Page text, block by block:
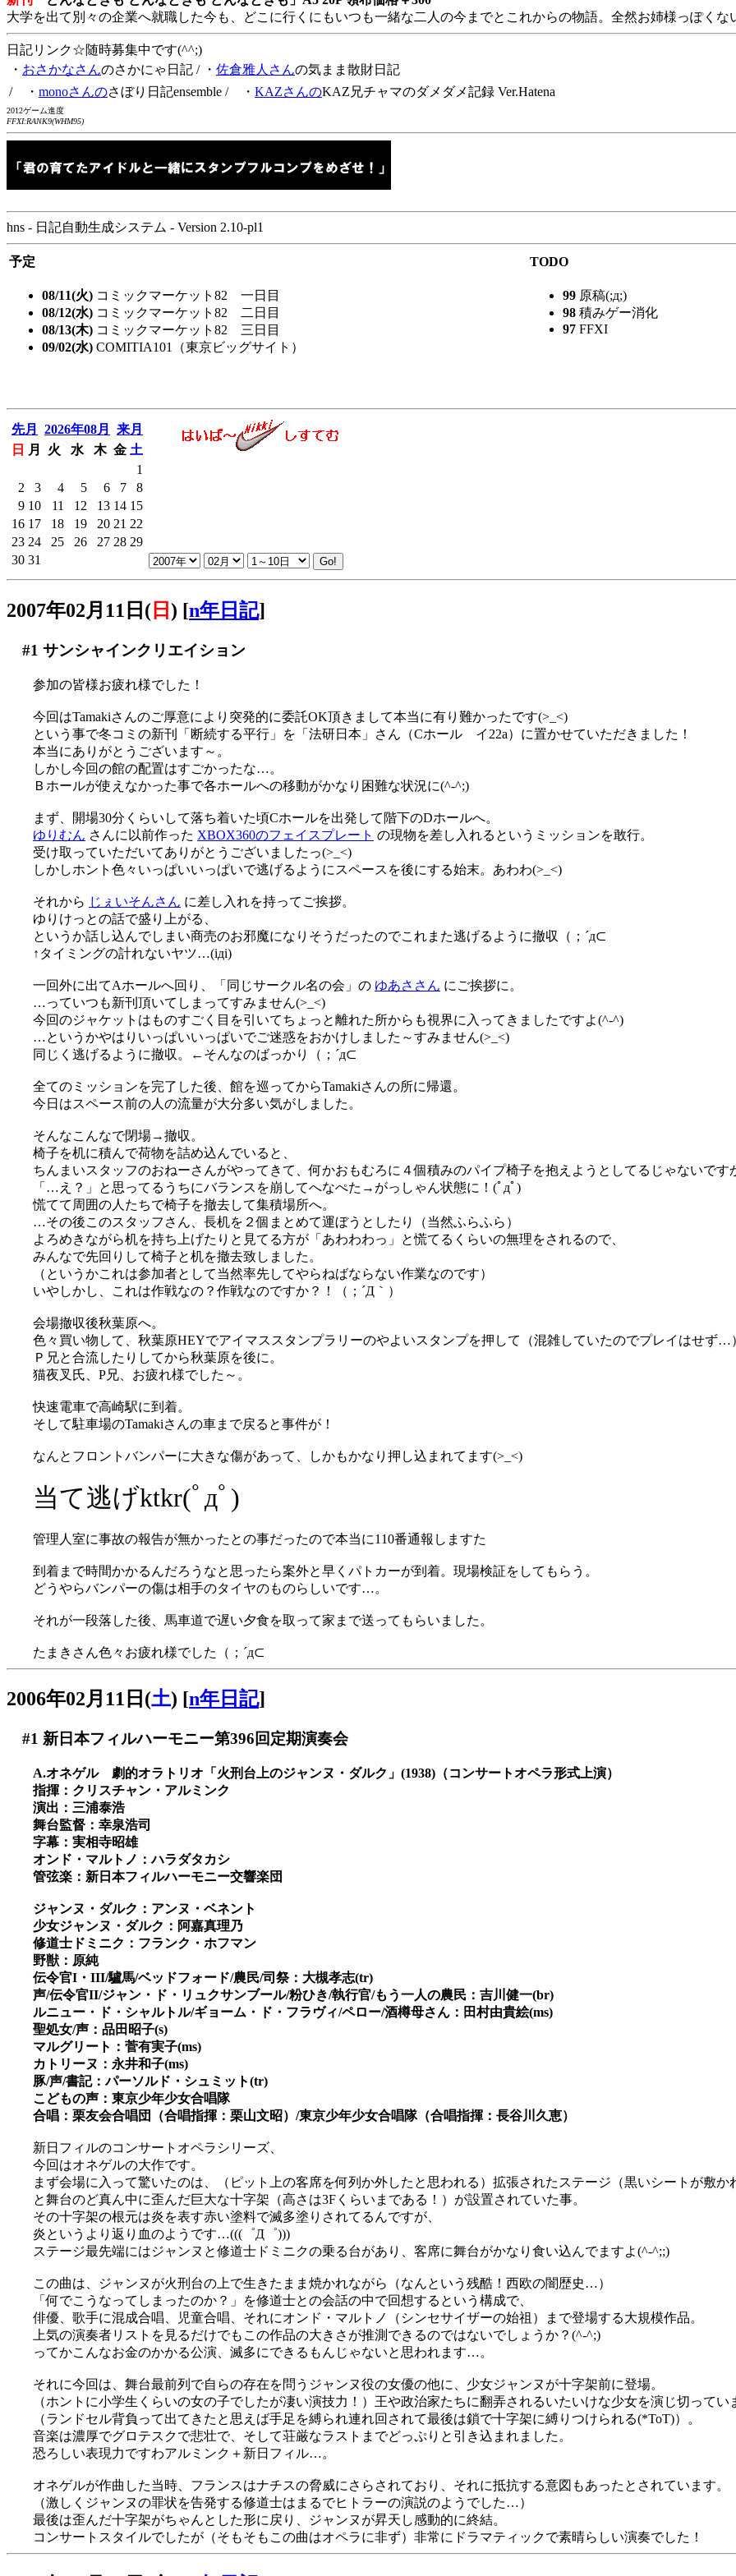
大学を出て別々の企業へ就職した今も、どこに行くにもいつも一緒な二人の今までとこれからの物語。全然お姉様っぽくな
日記リンク☆随時募集中です(^^;)
・ おさかなさんのさかにゃ日記 / ・ 佐倉雅人さんの気まま散財日記
/ ・ monoさんのさぼり日記ensemble / ・ KAZさんのKAZ兄チャマのダメダメ記録 Ver.Hatena
2012ゲーム進度
FFXI:RANK9(WHM95)
hns - 日記自動生成システム - Version 2.10-pl1
予定 TODO
08/11(火) コミックマーケット82 一日目
08/12(水) コミックマーケット82 二日目
08/13(木) コミックマーケット82 三日目
09/02(水) COMITIA101（東京ビッグサイト）
99 原稿(;д;)
98 積みゲー消化
97 FFXI
先月 2026年08月
来月
日
月 火 水 木 金 土
1
2
3 4 5 6 7
8
9 10 11 12 13 14 15
16 17 18 19 20 21 22
23 24 25 26 27 28 29
30 31
2007年02月11日( 日 ) [n年日記]
#1 サンシャインクリエイション
参加の皆様お疲れ様でした！
今回はTamakiさんのご厚意により突発的に委託OK頂きまして本当に有り難かったです(>_<)
という事で冬コミの新刊「断続する平行」を「法研日本」さん（Cホール イ22a）に置かせていただきました！
本当にありがとうございます～。
しかし今回の館の配置はすごかったな…。
Ｂホールが使えなかった事で各ホールへの移動がかなり困難な状況に(^-^;)
まず、開場30分くらいして落ち着いた頃Cホールを出発して階下のDホールへ。
ゆりむん さんに以前作った XBOX360のフェイスプレート の現物を差し入れるというミッションを敢行。
受け取っていただいてありがとうございましたっ(>_<)
しかしホント色々いっぱいいっぱいで逃げるようにスペースを後にする始末。あわわ(>_<)
それから じぇいそんさん に差し入れを持ってご挨拶。
ゆりけっとの話で盛り上がる、
というか話し込んでしまい商売のお邪魔になりそうだったのでこれまた逃げるように撤収（；´д⊂
↑タイミングの計れないヤツ…(iдi)
一回外に出てAホールへ回り、「同じサークル名の会」の ゆあささん にご挨拶に。
…っていつも新刊頂いてしまってすみません(>_<)
今回のジャケットはものすごく目を引いてちょっと離れた所からも視界に入ってきましたですよ(^-^)
…というかやはりいっぱいいっぱいでご迷惑をおかけしました～すみません(>_<)
同じく逃げるように撤収。←そんなのばっかり（；´д⊂
全てのミッションを完了した後、館を巡ってからTamakiさんの所に帰還。
今日はスペース前の人の流量が大分多い気がしました。
そんなこんなで閉場→撤収。
椅子を机に積んで荷物を詰め込んでいると、
ちんまいスタッフのおねーさんがやってきて、何かおもむろに４個積みのパイプ椅子を抱えようとしてるじゃないです
「…え？」と思ってるうちにバランスを崩してへなぺた→がっしゃん状態に！(ﾟдﾟ)
慌てて周囲の人たちで椅子を撤去して集積場所へ。
…その後このスタッフさん、長机を２個まとめて運ぼうとしたり（当然ふらふら）
よろめきながら机を持ち上げたりと見てる方が「あわわわっ」と慌てるくらいの無理をされるので、
みんなで先回りして椅子と机を撤去致しました。
（というかこれは参加者として当然率先してやらねばならない作業なのです）
いやしかし、これは作戦なの？作戦なのですか？！（；´Д｀）
会場撤収後秋葉原へ。
色々買い物して、秋葉原HEYでアイマススタンプラリーのやよいスタンプを押して（混雑していたのでプレイはせず…
Ｐ兄と合流したりしてから秋葉原を後に。
猫夜叉氏、P兄、お疲れ様でした～。
快速電車で高崎駅に到着。
そして駐車場のTamakiさんの車まで戻ると事件が！
なんとフロントバンパーに大きな傷があって、しかもかなり押し込まれてます(>_<)
当て逃げktkr(ﾟдﾟ)
管理人室に事故の報告が無かったとの事だったので本当に110番通報しますた
到着まで時間かかるんだろうなと思ったら案外と早くパトカーが到着。現場検証をしてもらう。
どうやらバンパーの傷は相手のタイヤのものらしいです…。
それが一段落した後、馬車道で遅い夕食を取って家まで送ってもらいました。
たまきさん色々お疲れ様でした（；´д⊂
2006年02月11日(土) [n年日記]
#1 新日本フィルハーモニー第396回定期演奏会
A.オネゲル 劇的オラトリオ「火刑台上のジャンヌ・ダルク」(1938)（コンサートオペラ形式上演）
指揮：クリスチャン・アルミンク
演出：三浦泰浩
舞台監督：幸泉浩司
字幕：実相寺昭雄
オンド・マルトノ：ハラダタカシ
管弦楽：新日本フィルハーモニー交響楽団
ジャンヌ・ダルク：アンヌ・ベネント
少女ジャンヌ・ダルク：阿嘉真理乃
修道士ドミニク：フランク・ホフマン
野獣：原純
伝令官I・III/驢馬/ベッドフォード/農民/司祭：大槻孝志(tr)
声/伝令官II/ジャン・ド・リュクサンブール/粉ひき/執行官/もう一人の農民：吉川健一(br)
ルニュー・ド・シャルトル/ギョーム・ド・フラヴィ/ペロー/酒樽母さん：田村由貴絵(ms)
聖処女/声：品田昭子(s)
マルグリート：菅有実子(ms)
カトリーヌ：永井和子(ms)
豚/声/書記：パーソルド・シュミット(tr)
こどもの声：東京少年少女合唱隊
合唱：栗友会合唱団（合唱指揮：栗山文昭）/東京少年少女合唱隊（合唱指揮：長谷川久恵）
新日フィルのコンサートオペラシリーズ、
今回はオネゲルの大作です。
まず会場に入って驚いたのは、（ピット上の客席を何列か外したと思われる）拡張されたステージ（黒いシートが敷か
と舞台のど真ん中に歪んだ巨大な十字架（高さは3Fくらいまである！）が設置されていた事。
その十字架の根元は炎を表す赤い塗料で滅多塗りされてるんですが、
炎というより返り血のようです…(((゜Д゜)))
ステージ最先端にはジャンヌと修道士ドミニクの乗る台があり、客席に舞台がかなり食い込んでますよ(^-^;;)
この曲は、ジャンヌが火刑台の上で生きたまま焼かれながら（なんという残酷！西欧の闇歴史…）
「何でこうなってしまったのか？」を修道士との会話の中で回想するという構成で、
俳優、歌手に混成合唱、児童合唱、それにオンド・マルトノ（シンセサイザーの始祖）まで登場する大規模作品。
上気の演奏者リストを見るだけでもこの作品の大きさが推測できるのではないでしょうか？(^-^;)
ってかこんなお金のかかる公演、滅多にできるもんじゃないと思われます…。
それに今回は、舞台最前列で自らの存在を問うジャンヌ役の女優の他に、少女ジャンヌが十字架前に登場。
（ホントに小学生くらいの女の子でしたが凄い演技力！）王や政治家たちに翻弄されるいたいけな少女を演じ切ってい
（ランドセル背負って出てきたと思えば手足を縛られ連れ回されて最後は鎖で十字架に縛りつけられる(*ToT)）。
音楽は濃厚でグロテスクで悲壮で、そして荘厳なラストまでどっぷりと引き込まれました。
恐ろしい表現力ですわアルミンク＋新日フィル…。
オネゲルが作曲した当時、フランスはナチスの脅威にさらされており、それに抵抗する意図もあったとされています。
（激しくジャンヌの罪状を告発する修道士はまるでヒトラーの演説のようでした…）
最後は歪んだ十字架がちゃんとした形に戻り、ジャンヌが昇天し感動的に終結。
コンサートスタイルでしたが（そもそもこの曲はオペラに非ず）非常にドラマティックで素晴らしい演奏でした！